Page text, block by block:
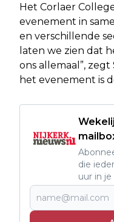
Het Corlaer
evenement in
en verschillende
laten we zien dat
ons allemaal”,
het evenement is
die
uur in